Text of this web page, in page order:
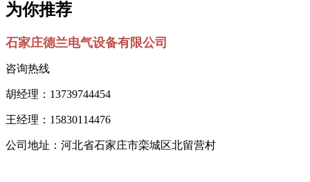
为你推荐
石家庄德兰电气设备有限公司
咨询热线
胡经理：13739744454
王经理：15830114476
公司地址：河北省石家庄市栾城区北留营村